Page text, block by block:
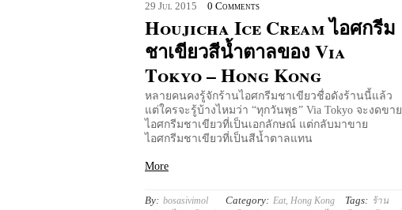
29 Jul 2015 0 Comments
Houjicha Ice Cream ไอศกรีม
ชาเขียวสีน้ำตาลของ Via
Tokyo – Hong Kong
หลายคนคงรู้จักร้านไอศกรีมชาเขียวชื่อดังร้านนี้แล้ว
แต่ใครจะรู้บ้างไหมว่า “ทุกวันพุธ” Via Tokyo จะงดขาย
ไอศกรีมชาเขียวที่เป็นเอกลักษณ์ แต่กลับมาขาย
ไอศกรีมชาเขียวที่เป็นสีน้ำตาลแทน
More
By: bosasivimol Category: Eat,Hong Kong Tags: ร้าน